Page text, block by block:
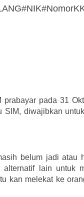
prabayar pada 31
diwajibkan
belum jadi atau
lain untuk
kan melekat ke